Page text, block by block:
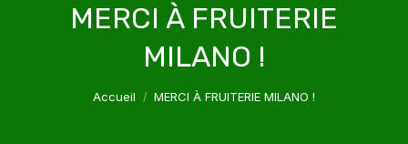
MERCI À FRUITERIE
MILANO !
Vous êtes ici :
Accueil MERCI À FRUITERIE MILANO !